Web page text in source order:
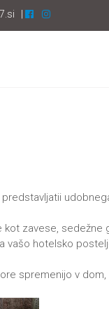
kot zavese,
vašo hotelsko
spremenijo v